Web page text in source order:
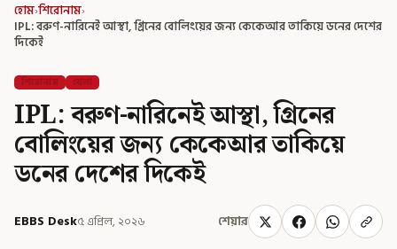
হোম›শিরোনাম›
IPL: বরুণ-নারিনেই আস্থা, গ্রিনের বোলিংয়ের জন্য কেকেআর তাকিয়ে ডনের দেশের
দিকেই
শিরোনাম খেলা
IPL: বরুণ-নারিনেই আস্থা, গ্রিনের
বোলিংয়ের জন্য কেকেআর তাকিয়ে
ডনের দেশের দিকেই
EBBS Desk৫ এপ্রিল, ২০২৬ শেয়ার